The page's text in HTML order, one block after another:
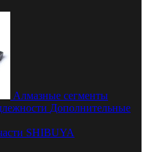
Алмазные сегменты
Дополнительные
SHIBUYA